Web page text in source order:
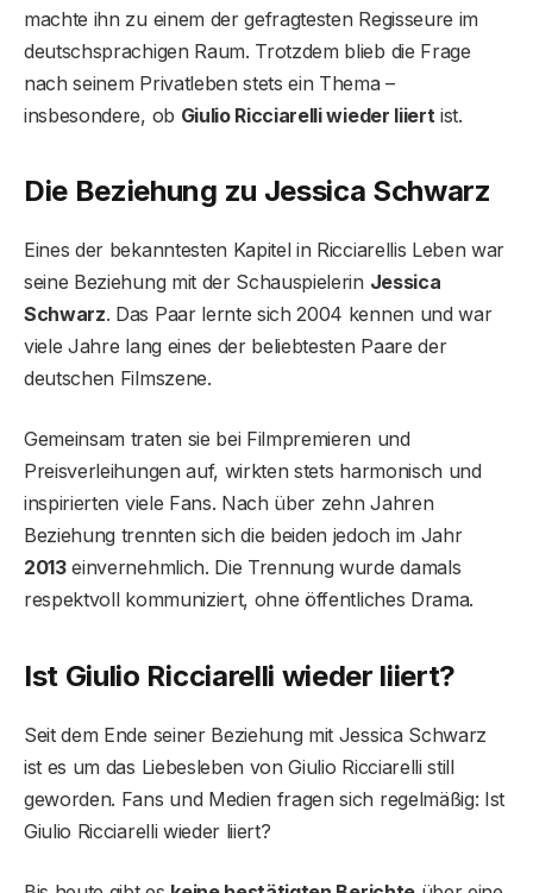
machte ihn zu einem der gefragtesten Regisseure im
deutschsprachigen Raum. Trotzdem blieb die Frage
nach seinem Privatleben stets ein Thema –
insbesondere, ob Giulio Ricciarelli wieder liiert ist.
Die Beziehung zu Jessica Schwarz
Eines der bekanntesten Kapitel in Ricciarellis Leben war
seine Beziehung mit der Schauspielerin Jessica
Schwarz. Das Paar lernte sich 2004 kennen und war
viele Jahre lang eines der beliebtesten Paare der
deutschen Filmszene.
Gemeinsam traten sie bei Filmpremieren und
Preisverleihungen auf, wirkten stets harmonisch und
inspirierten viele Fans. Nach über zehn Jahren
Beziehung trennten sich die beiden jedoch im Jahr
2013einvernehmlich. Die Trennung wurde damals
respektvoll kommuniziert, ohne öffentliches Drama.
Ist Giulio Ricciarelli wieder liiert?
Seit dem Ende seiner Beziehung mit Jessica Schwarz
ist es um das Liebesleben von Giulio Ricciarelli still
geworden. Fans und Medien fragen sich regelmäßig: Ist
Giulio Ricciarelli wieder liiert?